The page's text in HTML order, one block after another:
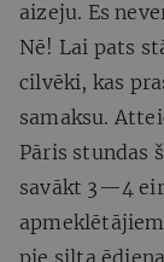
aizeju. Es
Nē! Lai pats
cilvēki, kas
samaksu.
Pāris stundas
savākt 3—4
pie silta